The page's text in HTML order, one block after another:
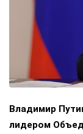
Владимир
лидером